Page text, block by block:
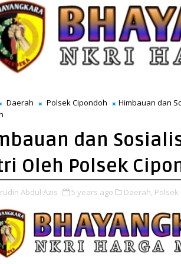
Daerah Polsek Cipondoh
Himbauan dan
dan
Oleh Polsek
Abdul Azis 5 years ago Daerah, Polsek